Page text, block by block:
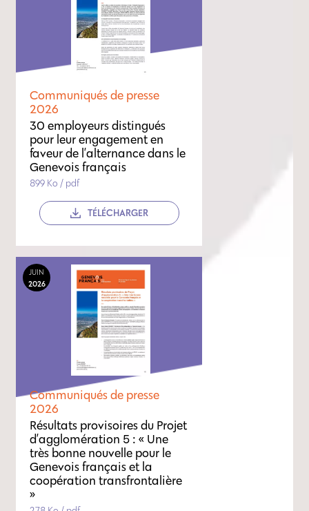
Communiqués de presse
2026
30 employeurs distingués
pour leur engagement en
faveur de l’alternance dans le
Genevois français
899 Ko / pdf
TÉLÉCHARGER
JUIN
2026
Communiqués de presse
2026
Résultats provisoires du Projet
d’agglomération 5 : « Une
très bonne nouvelle pour le
Genevois français et la
coopération transfrontalière
»